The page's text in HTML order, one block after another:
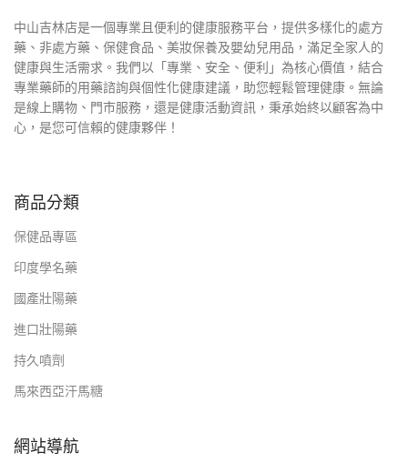
中山吉林店是一個專業且便利的健康服務平台，提供多樣化的處方
藥、非處方藥、保健食品、美妝保養及嬰幼兒用品，滿足全家人的
健康與生活需求。我們以「專業、安全、便利」為核心價值，結合
專業藥師的用藥諮詢與個性化健康建議，助您輕鬆管理健康。無論
是線上購物、門市服務，還是健康活動資訊，秉承始終以顧客為中
心，是您可信賴的健康夥伴！
商品分類
保健品專區
印度學名藥
國產壯陽藥
進口壯陽藥
持久噴劑
馬來西亞汗馬糖
網站導航